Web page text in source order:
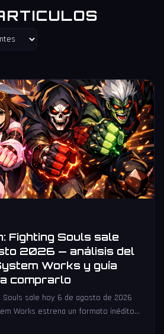
Fighting Souls sale
2026 — análisis del
Works y guía
comprarlo
Souls sale hoy 6 de agosto de 2026
Works estrena un formato inédito